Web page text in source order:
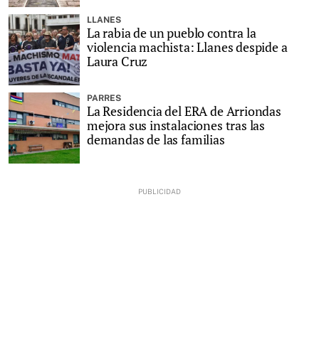
LLANES
La rabia de un pueblo contra la
violencia machista: Llanes despide a
Laura Cruz
PARRES
La Residencia del ERA de Arriondas
mejora sus instalaciones tras las
demandas de las familias